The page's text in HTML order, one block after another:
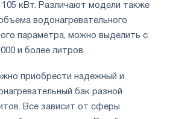
кВт. Различают модели также
водонагревательного
параметра, можно выделить с
и более литров.
приобрести надежный и
бак разной
Все зависит от сферы